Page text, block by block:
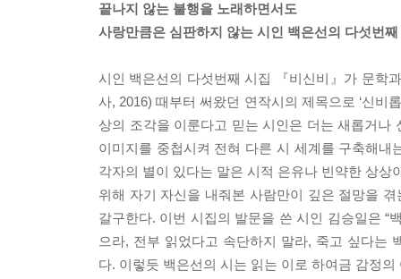
끝나지 않는 불행을 노래하면서도
사랑만큼은 심판하지 않는 시인 백은선의 다섯번
시인 백은선의 다섯번째 시집 『비신비』가 문학
사, 2016) 때부터 써왔던 연작시의 제목으로 ‘신비
상의 조각을 이룬다고 믿는 시인은 더는 새롭거
이미지를 중첩시켜 전혀 다른 시 세계를 구축해내
각자의 별이 있다는 말은 시적 은유나 빈약한 상
위해 자기 자신을 내줘본 사람만이 깊은 절망을
갈구한다. 이번 시집의 발문을 쓴 시인 김승일은 “
으라, 전부 읽었다고 속단하지 말라, 죽고 싶다는
다. 이렇듯 백은선의 시는 읽는 이로 하여금 감정